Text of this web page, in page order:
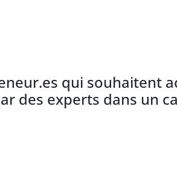
qui souhaitent
des experts dans un